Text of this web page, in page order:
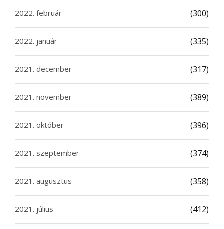
2022. február (300)
2022. január (335)
2021. december (317)
2021. november (389)
2021. október (396)
2021. szeptember (374)
2021. augusztus (358)
2021. július (412)